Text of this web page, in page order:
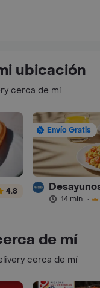
ubicación
cerca de mí
4.8
Envío Gratis
14 min ·
de mí
cerca de mí